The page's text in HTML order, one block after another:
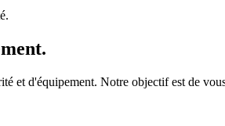
et d'équipement. Notre objectif est de